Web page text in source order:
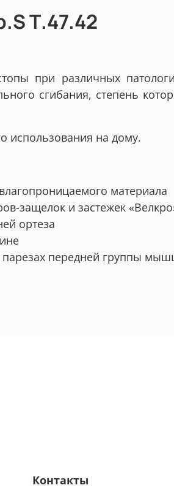
Т.47.42
при различных
сгибания, степень
использования на дому.
материала
защелок и застежек
ортеза
передней группы
Контакты